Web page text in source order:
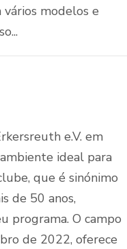
modelos e
e.V. em
ideal para
que é sinónimo
de 50 anos,
programa. O campo
de 2022, oferece